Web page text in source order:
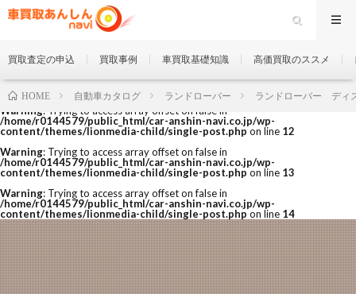
Warning: Trying to access array offset on false in
/home/r0144579/public_html/car-anshin-navi.co.jp/wp-
content/themes/lionmedia-child/single-post.php on line 12
Warning: Trying to access array offset on false in
/home/r0144579/public_html/car-anshin-navi.co.jp/wp-
content/themes/lionmedia-child/single-post.php on line 13
Warning: Trying to access array offset on false in
/home/r0144579/public_html/car-anshin-navi.co.jp/wp-
content/themes/lionmedia-child/single-post.php on line 14
買取査定の申込 買取事例 車買取基礎知識 高価買取のススメ
HOME 自動車カタログ ランドローバー ランドローバー ディ